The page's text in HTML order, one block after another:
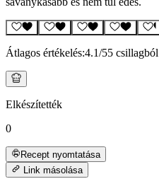
Átlagos értékelés:4.1/55 csillagból
Elkészítették
0
Recept nyomtatása
Link másolása